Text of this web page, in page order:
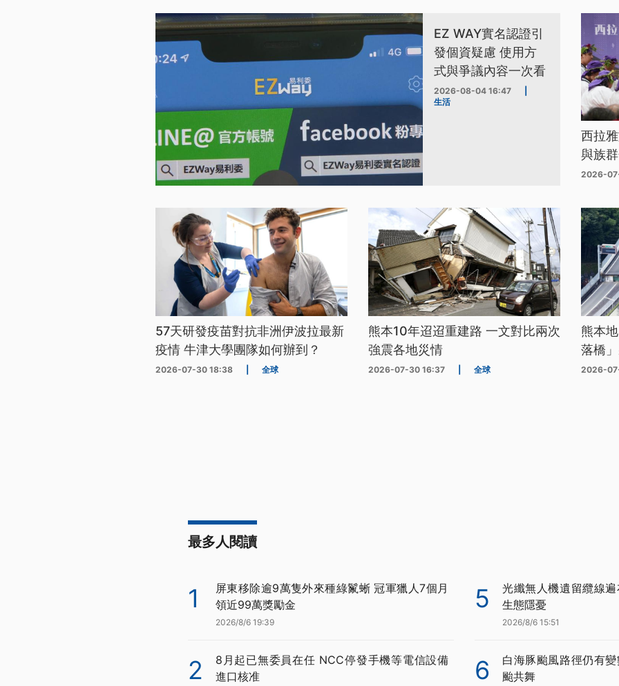
EZ WAY實名認證引
發個資疑慮 使用方
式與爭議內容一次看
2026-08-04 16:47
生活
西拉
與族
2026-
57天研發疫苗對抗非洲伊波拉最新
疫情 牛津大學團隊如何辦到？
2026-07-30 18:38 全球
熊本10年迢迢重建路 一文對比兩次
強震各地災情
2026-07-30 16:37 全球
熊本
落橋
2026-
最多人閱讀
1
屏東移除逾9萬隻外來種綠鬣蜥 冠軍獵人7個月
領近99萬獎勵金
2026/8/6 19:39
2
8月起已無委員在任 NCC停發手機等電信設備
進口核准
5
光纖無人機遺留纜線
生態隱憂
2026/8/6 15:51
6
白海豚颱風路徑仍有
颱共舞